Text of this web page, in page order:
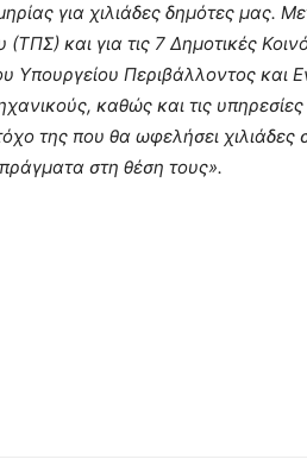
για χιλιάδες δημότες μας.
και για τις 7 Δημοτικές
Υπουργείου Περιβάλλοντος και
καθώς και τις
της που θα ωφελήσει χιλιάδες
στη θέση τους».